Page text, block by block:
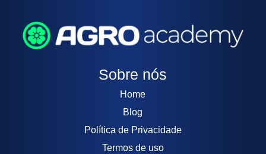
Sobre nós
Home
Blog
Política de Privacidade
Termos de uso